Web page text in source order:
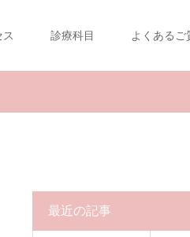
診療科目 よくあるご
最近の記事